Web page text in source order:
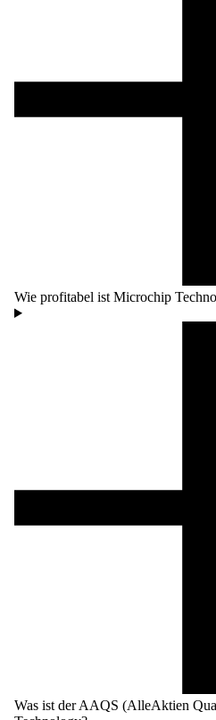
Wie profitabel ist Microchip
Was ist der AAQS (AlleAktien